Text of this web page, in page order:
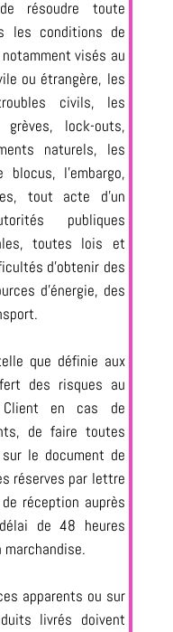
résoudre toute
les conditions de
visés au
ou étrangère, les
civils, les
lock-outs,
naturels, les
l’embargo,
tout acte d’un
publiques
toutes lois et
d’obtenir des
d’énergie, des
que définie aux
des risques au
en cas de
de faire toutes
le document de
réserves par lettre
réception auprès
de 48 heures
marchandise.
apparents ou sur
livrés doivent